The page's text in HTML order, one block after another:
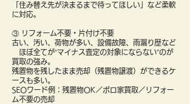
「住み替え先が決まるまで待ってほしい」など柔軟
に対応。
③ リフォーム不要・片付け不要
古い、汚い、荷物が多い、設備故障、雨漏り歴など
ほぼ全てが“マイナス査定の対象にならない”のが
買取の強み。
残置物を残したまま売却（残置物譲渡）ができるケ
ースも多い。
SEOワード例：残置物OK／ボロ家買取／リフォー
ム不要の売却